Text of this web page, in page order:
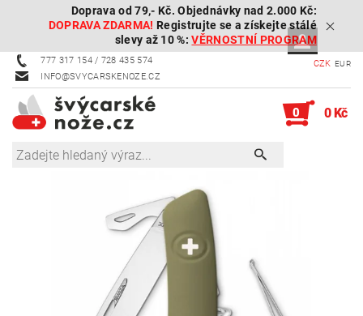
Doprava od 79,- Kč. Objednávky nad 2.000 Kč:
DOPRAVA ZDARMA! Registrujte se a získejte stálé
slevy až 10 %:VĚRNOSTNÍ PROGRAM
777 317 154 / 728 435 574
INFO@SVYCARSKENOZE.CZ
CZK EUR
0 0 Kč